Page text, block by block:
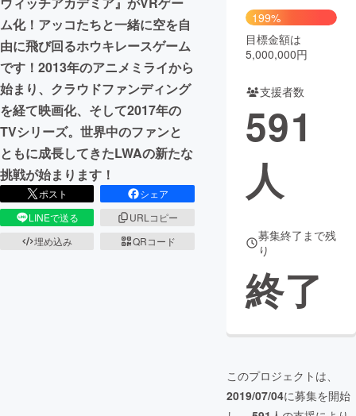
CAMPFIRE for Social Good
CAMPFIRE Creation
CAMPFIREふるさと納税machi-ya コミュニティ
ム化！アッコたちと一緒に空を自
由に飛び回るホウキレースゲーム
です！2013年のアニメミライから
始まり、クラウドファンディング
を経て映画化、そして2017年の
TVシリーズ。世界中のファンと
ともに成長してきたLWAの新たな
挑戦が始まります！
ポスト
シェア
LINEで送る
URLコピー
埋め込み
QRコード
199%
目標金額は
5,000,000円
支援者数
591
人
募集終了まで残
り
終了
このプロジェクトは、
2019/07/04に募集を開始